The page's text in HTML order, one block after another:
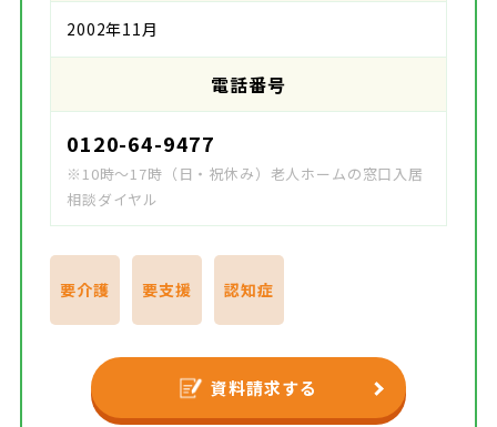
2002年11月
電話番号
0120-64-9477
※10時～17時（日・祝休み）老人ホームの窓口入居
相談ダイヤル
要介護 要支援 認知症
資料請求する